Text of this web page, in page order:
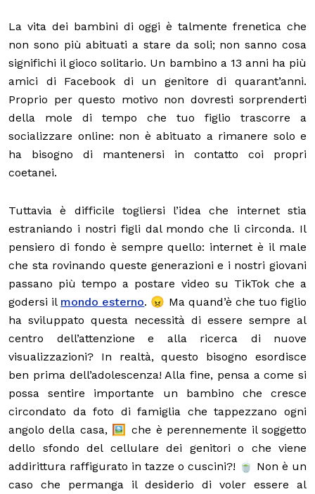
La vita dei bambini di oggi è talmente frenetica che
non sono più abituati a stare da soli; non sanno cosa
significhi il gioco solitario. Un bambino a 13 anni ha più
amici di Facebook di un genitore di quarant’anni.
Proprio per questo motivo non dovresti sorprenderti
della mole di tempo che tuo figlio trascorre a
socializzare online: non è abituato a rimanere solo e
ha bisogno di mantenersi in contatto coi propri
coetanei.
Tuttavia è difficile togliersi l’idea che internet stia
estraniando i nostri figli dal mondo che li circonda. Il
pensiero di fondo è sempre quello: internet è il male
che sta rovinando queste generazioni e i nostri giovani
passano più tempo a postare video su TikTok che a
godersi il mondo esterno. 😠 Ma quand’è che tuo figlio
ha sviluppato questa necessità di essere sempre al
centro dell’attenzione e alla ricerca di nuove
visualizzazioni? In realtà, questo bisogno esordisce
ben prima dell’adolescenza! Alla fine, pensa a come si
possa sentire importante un bambino che cresce
circondato da foto di famiglia che tappezzano ogni
angolo della casa, 🖼️ che è perennemente il soggetto
dello sfondo del cellulare dei genitori o che viene
addirittura raffigurato in tazze o cuscini?! 🍵 Non è un
caso che permanga il desiderio di voler essere al